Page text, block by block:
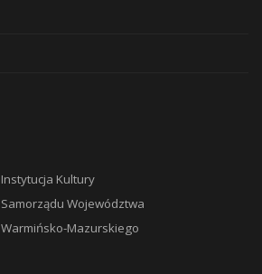
Instytucja Kultury
Samorządu Województwa
Warmińsko-Mazurskiego